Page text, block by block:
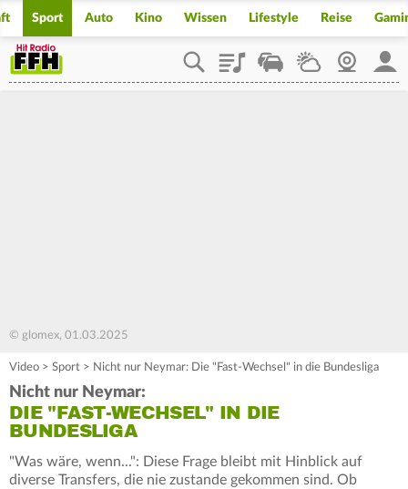
Sport Auto Kino Wissen Lifestyle Reise
PlaylistStaupilotWetterWebcam
© glomex, 01.03.2025
Video > Sport > Nicht nur Neymar: Die "Fast-Wechsel" in die Bundesliga
Nicht nur Neymar:
DIE "FAST-WECHSEL" IN DIE
BUNDESLIGA
"Was wäre, wenn...": Diese Frage bleibt mit Hinblick auf
diverse Transfers, die nie zustande gekommen sind. Ob